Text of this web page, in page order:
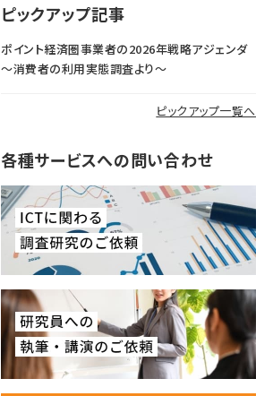
ピックアップ記事
ポイント経済圏事業者の2026年戦略アジェンダ
〜消費者の利用実態調査より〜
ピックアップ一覧へ
各種サービスへの問い合わせ